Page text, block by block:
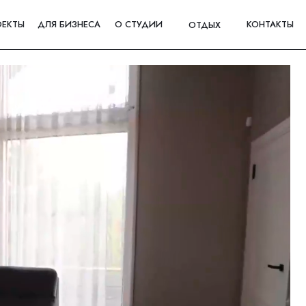
ОТДЫХ
ДЛЯ БИЗНЕСА О СТУДИИ КОНТАКТЫ